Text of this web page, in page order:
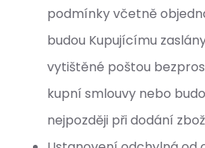
podmínky včetně
budou Kupujícímu
vytištěné poštou
kupní smlouvy nebo
nejpozději při dodání